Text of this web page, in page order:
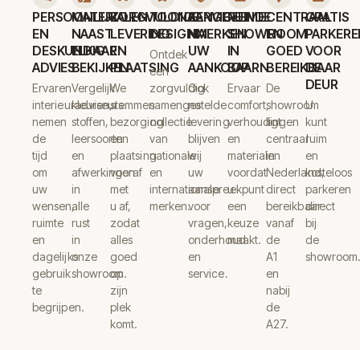
PERSOONLIJK
EN
DESKUNDIG
ADVIES
Ervaren
interieuradviseurs
nemen
de
tijd
om
uw
wensen,
ruimte
en
dagelijks
gebruik
te
begrijpen.
MATERIALEN
NAAST
ELKAAR
BEKIJKEN
Vergelijk
kleuren,
stoffen,
leersoorten
en
afwerkingen
in
alle
rust
in
onze
showroom.
ZORGVULDIGE
LEVERING
EN
PLAATSING
We
stemmen
bezorging
en
plaatsing
vooraf
met
u af,
zodat
alles
goed
op
zijn
plek
komt.
TOONAANGEVENDE
DESIGNMERKEN
Ontdek
een
zorgvuldig
samengestelde
collectie
van
nationale
en
internationale
merken.
SERVICE
NA
UW
AANKOOP
Ook
na
levering
blijven
wij
uw
aanspreekpunt
voor
vragen,
onderhoud
en
service.
RUIME
SHOWROOM
IN
BAARN
Ervaar
comfort,
verhoudingen
en
materialen
voordat
u
een
keuze
maakt.
CENTRAAL
EN
GOED
BEREIKBAAR
De
showroom
ligt
centraal
in
Nederland,
direct
bereikbaar
vanaf
de
A1
en
nabij
de
A27.
GRATIS
VOOR
DE
DEUR
U
kunt
ruim
en
kosteloos
parkeren
direct
bij
de